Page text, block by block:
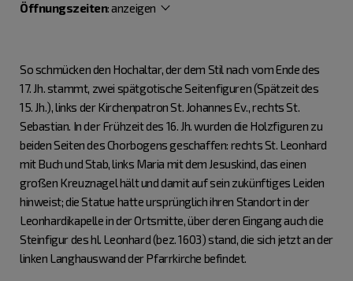
Öffnungszeiten:anzeigen
So schmücken den Hochaltar, der dem Stil nach vom Ende des
17. Jh. stammt, zwei spätgotische Seitenfiguren (Spätzeit des
15. Jh.), links der Kirchenpatron St. Johannes Ev., rechts St.
Sebastian. In der Frühzeit des 16. Jh. wurden die Holzfiguren zu
beiden Seiten des Chorbogens geschaffen: rechts St. Leonhard
mit Buch und Stab, links Maria mit dem Jesuskind, das einen
großen Kreuznagel hält und damit auf sein zukünftiges Leiden
hinweist; die Statue hatte ursprünglich ihren Standort in der
Leonhardikapelle in der Ortsmitte, über deren Eingang auch die
Steinfigur des hl. Leonhard (bez. 1603) stand, die sich jetzt an der
linken Langhauswand der Pfarrkirche befindet.